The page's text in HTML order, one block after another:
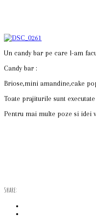
Un candy bar pe care l-am
Candy bar :
Briose,mini amandine,cake
Toate prajiturile sunt
Pentru mai multe poze si idei
Share: